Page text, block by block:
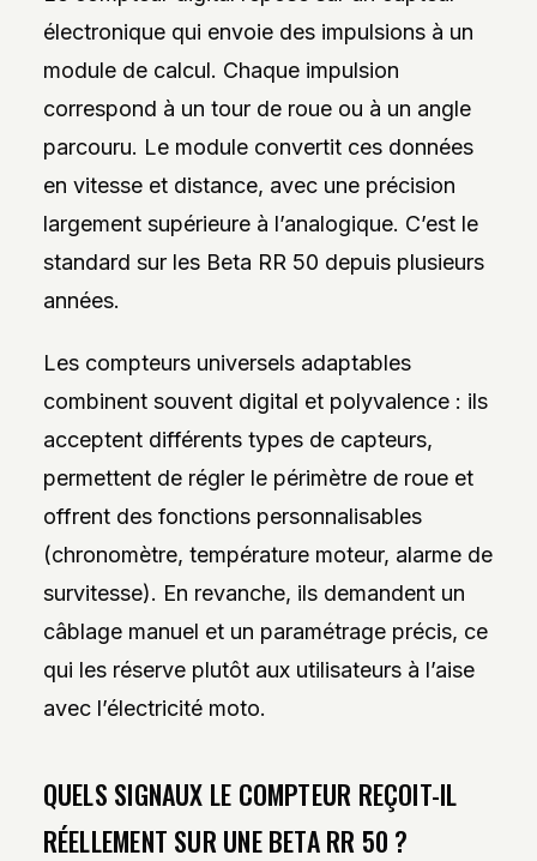
électronique qui envoie des impulsions à un
module de calcul. Chaque impulsion
correspond à un tour de roue ou à un angle
parcouru. Le module convertit ces données
en vitesse et distance, avec une précision
largement supérieure à l’analogique. C’est le
standard sur les Beta RR 50 depuis plusieurs
années.
Les compteurs universels adaptables
combinent souvent digital et polyvalence : ils
acceptent différents types de capteurs,
permettent de régler le périmètre de roue et
offrent des fonctions personnalisables
(chronomètre, température moteur, alarme de
survitesse). En revanche, ils demandent un
câblage manuel et un paramétrage précis, ce
qui les réserve plutôt aux utilisateurs à l’aise
avec l’électricité moto.
QUELS SIGNAUX LE COMPTEUR REÇOIT-IL
RÉELLEMENT SUR UNE BETA RR 50 ?